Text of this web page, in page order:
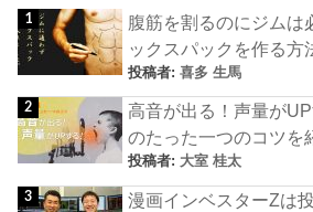
腹筋を割るのにジムは
ックスパックを作る方
投稿者:喜多 生馬
高音が出る！声量が
のたった一つのコツを
投稿者: 大室 桂太
漫画インベスターZは